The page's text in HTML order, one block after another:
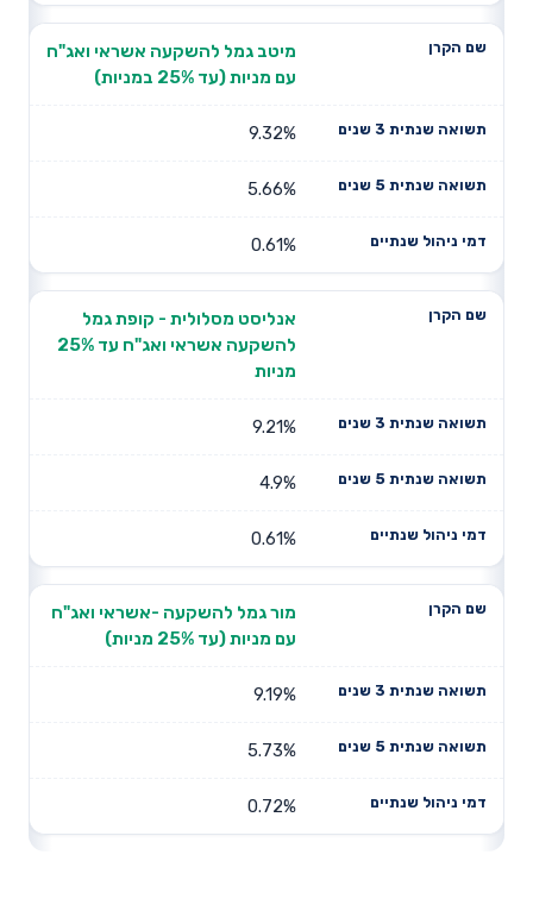
מיטב גמל להשקעה אשראי ואג"ח
עם מניות (עד 25% במניות)
9.32%
5.66%
0.61%
אנליסט מסלולית - קופת גמל
להשקעה אשראי ואג"ח עד 25%
מניות
9.21%
4.9%
0.61%
מור גמל להשקעה -אשראי ואג"ח
עם מניות (עד 25% מניות)
9.19%
5.73%
0.72%